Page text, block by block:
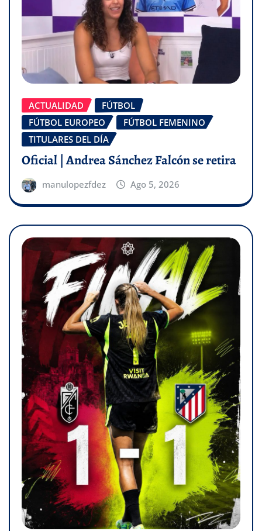
ACTUALIDAD
FÚTBOL
FÚTBOL EUROPEO
FÚTBOL FEMENINO
TITULARES DEL DÍA
Oficial | Andrea Sánchez Falcón se retira
manulopezfdez Ago 5, 2026